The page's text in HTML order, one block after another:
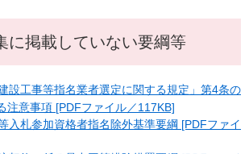
に掲載していない要綱等
建設工事等指名業者選定に関する規定」第4条の
注意事項 [PDFファイル／117KB]
入札参加資格者指名除外基準要綱 [PDFファイ